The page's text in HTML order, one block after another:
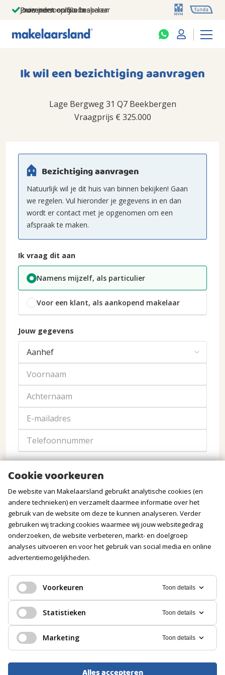
Jouw persoonlijke makelaar
Duizenden euro's besparen
Prominent op funda
Ik wil een bezichtiging aanvragen
Lage Bergweg 31 Q7 Beekbergen
Vraagprijs € 325.000
Bezichtiging aanvragen
Natuurlijk wil je dit huis van binnen bekijken! Gaan
we regelen. Vul hieronder je gegevens in en dan
wordt er contact met je opgenomen om een
afspraak te maken.
Ik vraag dit aan
Namens mijzelf, als particulier
Voor een klant, als aankopend makelaar
Jouw gegevens
Verstuur mijn aanvraag
Wij gaan zorgvuldig om met jouw gegevens. Meer
informatie vind je in onze
Cookie voorkeuren
De website van Makelaarsland gebruikt analytische cookies (en
andere technieken) en verzamelt daarmee informatie over het
gebruik van de website om deze te kunnen analyseren. Verder
gebruiken wij tracking cookies waarmee wij jouw websitegedrag
onderzoeken, de website verbeteren, markt- en doelgroep
analyses uitvoeren en voor het gebruik van social media en online
advertentiemogelijkheden.
Voorkeuren Toon details
Statistieken Toon details
Marketing Toon details